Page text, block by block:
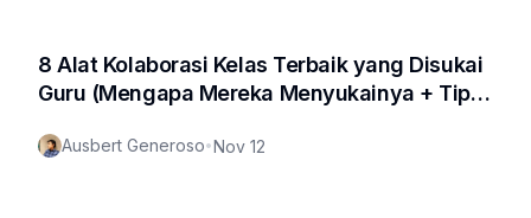
8 Alat Kolaborasi Kelas Terbaik yang Disukai
Guru (Mengapa Mereka Menyukainya + Tips
Ausbert Generoso•Nov 12